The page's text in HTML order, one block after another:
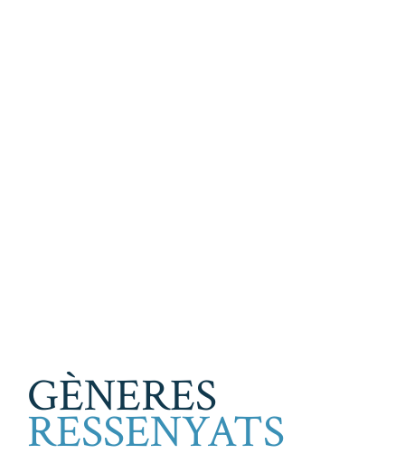
GÈNERES
RESSENYATS